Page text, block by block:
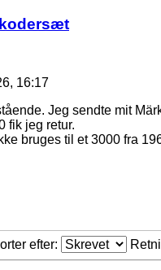
16:17
Jeg sendte mit
fik jeg retur.
bruges til et 3000 fra
efter: